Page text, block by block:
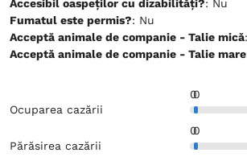
Accesibil oaspeților cu dizabilități?
: Nu
Fumatul este permis?
: Nu
Acceptă animale de companie - Talie mică
Acceptă animale de companie - Talie mare
Ocuparea cazării
00
Părăsirea cazării
00